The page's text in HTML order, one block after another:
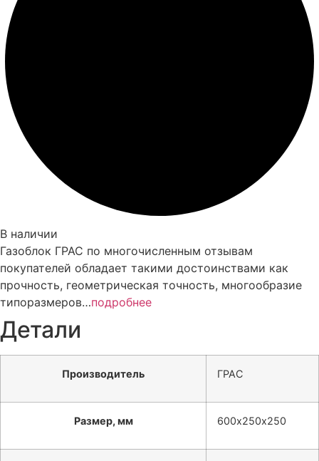
В наличии
Газоблок ГРАС по многочисленным отзывам
покупателей обладает такими достоинствами как
прочность, геометрическая точность, многообразие
типоразмеров…подробнее
Детали
Производитель ГРАС
Размер, мм 600х250х250